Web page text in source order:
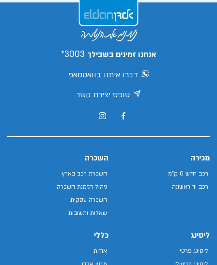
אנחנו זמינים בשבילך 3003*
דברו איתנו בוואטסאפ
טופס יצירת קשר
מכירה
רכב חדש 0 ק"מ
רכב יד ראשונה
השכרה
השכרת רכב בארץ
ניהול הזמנת השכרה
השכרה עסקית
שאלות ותשובות
ליסינג
ליסינג פרטי
כללי
אודות